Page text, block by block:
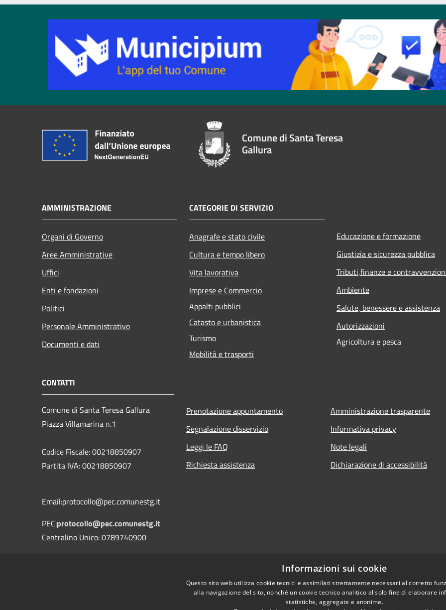
Comune di Santa Teresa
Gallura
AMMINISTRAZIONE
Organi di Governo
Aree Amministrative
Uffici
Enti e fondazioni
Politici
Personale Amministrativo
Documenti e dati
CATEGORIE DI SERVIZIO
Anagrafe e stato civile
Cultura e tempo libero
Vita lavorativa
Imprese e Commercio
Appalti pubblici
Catasto e urbanistica
Turismo
Mobilità e trasporti
Educazione e formazione
Giustizia e sicurezza pubblica
Tributi,finanze e
Ambiente
Salute, benessere e assistenza
Autorizzazioni
Agricoltura e pesca
CONTATTI
Comune di Santa Teresa Gallura
Piazza Villamarina n.1
Codice Fiscale: 00218850907
Partita IVA: 00218850907
Email:protocollo@pec.comunestg.it
PEC:protocollo@pec.comunestg.it
Centralino Unico: 0789740900
Prenotazione appuntamento
Segnalazione disservizio
Leggi le FAQ
Richiesta assistenza
Amministrazione trasparente
Informativa privacy
Note legali
Dichiarazione di accessibilità
Informazioni sui cookie
Questo sito web utilizza cookie tecnici e assimilati strettamente necessari al corretto
alla navigazione del sito, nonché un cookie tecnico analitico al solo fine di elaborare
statistiche, aggregate e anonime.